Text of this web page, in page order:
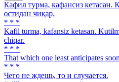
Кафил турма, кафансиз кетасан.
оcтидан чиқар.
* * *
Kafil turma, kafansiz ketasan.
chiqar.
* * *
That which one least anticipates
* * *
Чего не ждешь, то и случается.